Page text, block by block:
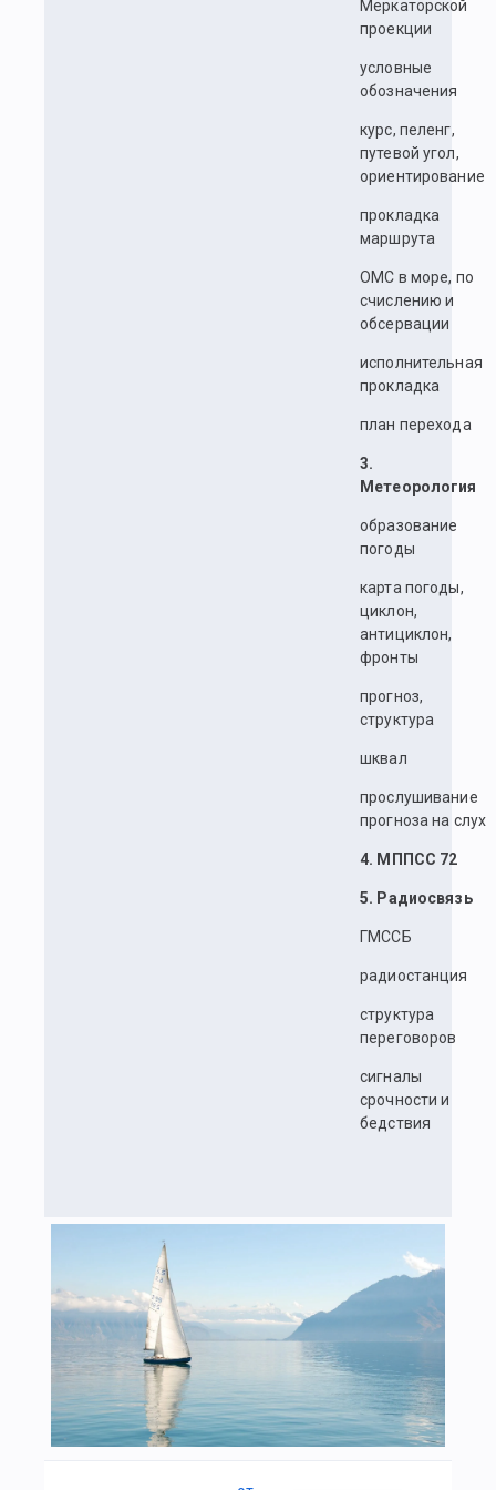
Меркаторской
проекции
условные
обозначения
курс, пеленг,
путевой угол,
ориентирование
прокладка
маршрута
ОМС в море, по
счислению и
обсервации
исполнительная
прокладка
план перехода
3.
Метеорология
образование
погоды
карта погоды,
циклон,
антициклон,
фронты
прогноз,
структура
шквал
прослушивание
прогноза на слух
4. МППСС 72
5. Радиосвязь
ГМССБ
радиостанция
структура
переговоров
сигналы
срочности и
бедствия